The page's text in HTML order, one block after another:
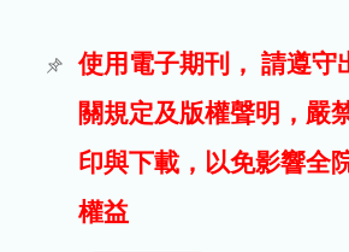
電子期刊
試用
使用電子期刊， 請遵守
關規定及版權聲明，嚴
印與下載，以免影響全
權益